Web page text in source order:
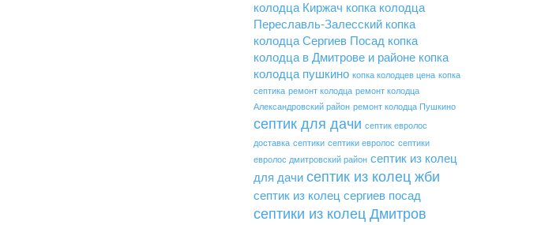
колодца Киржач копка колодца
Переславль-Залесский копка
колодца Сергиев Посад копка
колодца в Дмитрове и районе копка
колодца пушкино копка колодцев цена копка
септика ремонт колодца ремонт колодца
Александровский район ремонт колодца Пушкино
септик для дачи септик евролос
доставка септики септики евролос септики
евролос дмитровский район септик из колец
для дачи септик из колец жби
септик из колец сергиев посад
септики из колец Дмитров